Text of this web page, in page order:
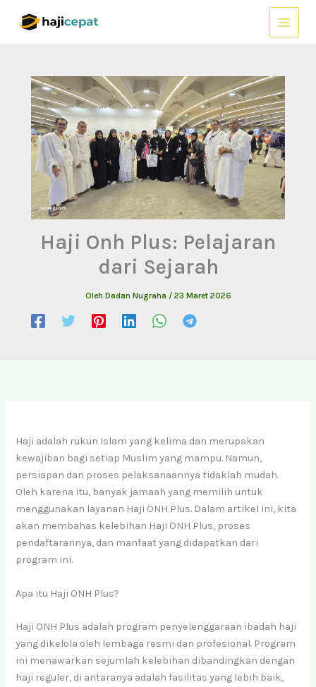
Haji Onh Plus: Pelajaran
dari Sejarah
Oleh Dadan Nugraha / 23 Maret 2026
Haji adalah rukun Islam yang kelima dan merupakan
kewajiban bagi setiap Muslim yang mampu. Namun,
persiapan dan proses pelaksanaannya tidaklah mudah.
Oleh karena itu, banyak jamaah yang memilih untuk
menggunakan layanan Haji ONH Plus. Dalam artikel ini, kita
akan membahas kelebihan Haji ONH Plus, proses
pendaftarannya, dan manfaat yang didapatkan dari
program ini.
Apa itu Haji ONH Plus?
Haji ONH Plus adalah program penyelenggaraan ibadah haji
yang dikelola oleh lembaga resmi dan profesional. Program
ini menawarkan sejumlah kelebihan dibandingkan dengan
haji reguler, di antaranya adalah fasilitas yang lebih baik,